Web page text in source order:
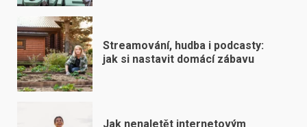
Streamování, hudba i podcasty:
jak si nastavit domácí zábavu
Jak nenaletět internetovým